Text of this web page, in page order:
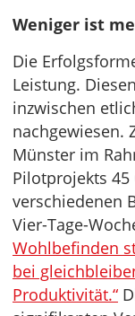
Weniger ist
Die
Leistung.
inzwischen
nachgewiesen.
Münster im
Pilotprojekts
verschiedenen
Vier-Tage-
Wohlbefinden
bei
Produktivität.“